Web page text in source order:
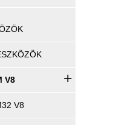
V8 +
V8